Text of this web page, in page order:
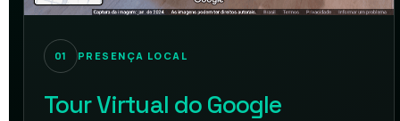
01 PRESENÇA LOCAL
Tour Virtual do Google